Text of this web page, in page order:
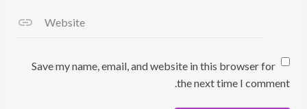
Website
Save my name, email, and website in this browser for
the next time I comment.